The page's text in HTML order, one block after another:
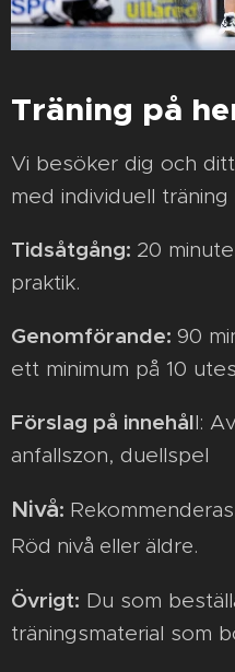
Träning på
Vi besöker dig och
med individuell träning
Tidsåtgång: 20
praktik.
Genomförande: 90
ett minimum på 10
Förslag på innehåll:
anfallszon, duellspel
Nivå:
Röd nivå eller äldre.
Övrigt: Du som
träningsmaterial som